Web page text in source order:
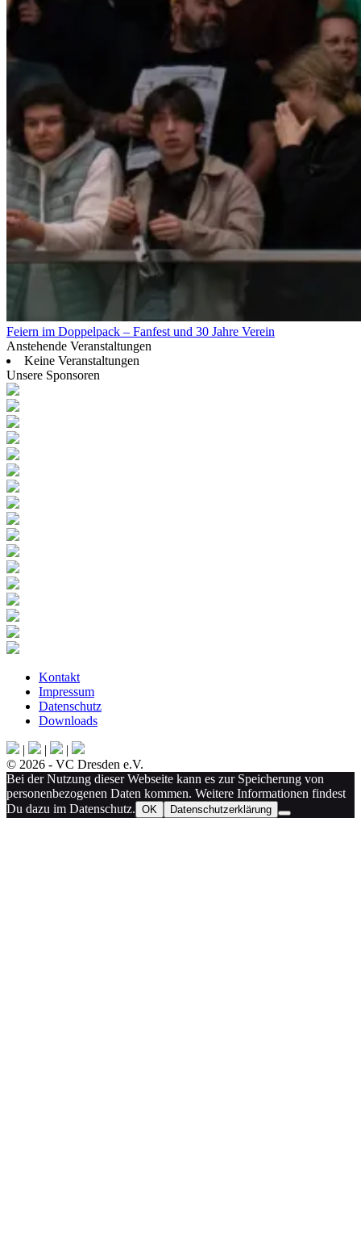
Feiern im Doppelpack – Fanfest und 30 Jahre Verein
Anstehende Veranstaltungen
Keine Veranstaltungen
Unsere Sponsoren
Kontakt
Impressum
Datenschutz
Downloads
| |
|
© 2026 - VC Dresden e.V.
Bei der Nutzung dieser Webseite kann es zur Speicherung von
personenbezogenen Daten kommen. Weitere Informationen findest
Du dazu im Datenschutz. OK Datenschutzerklärung